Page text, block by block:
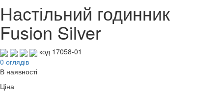
Настільний годинник
Fusion Silver
код 17058-01
0 оглядів
В наявності
Ціна